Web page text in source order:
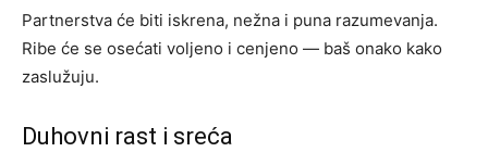
Partnerstva će biti iskrena, nežna i puna razumevanja.
Ribe će se osećati voljeno i cenjeno — baš onako kako
zaslužuju.
Duhovni rast i sreća